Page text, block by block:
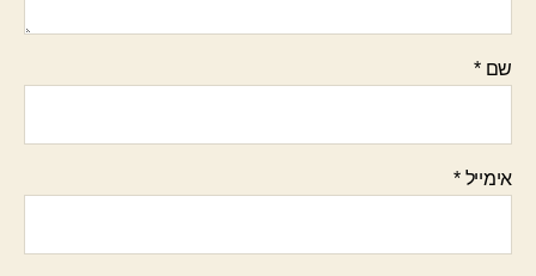
שם*
אימייל*